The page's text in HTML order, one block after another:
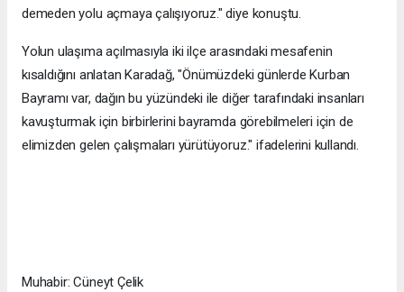
demeden yolu açmaya çalışıyoruz." diye konuştu.
Yolun ulaşıma açılmasıyla iki ilçe arasındaki mesafenin
kısaldığını anlatan Karadağ, "Önümüzdeki günlerde Kurban
Bayramı var, dağın bu yüzündeki ile diğer tarafındaki insanları
kavuşturmak için birbirlerini bayramda görebilmeleri için de
elimizden gelen çalışmaları yürütüyoruz." ifadelerini kullandı.
Muhabir: Cüneyt Çelik